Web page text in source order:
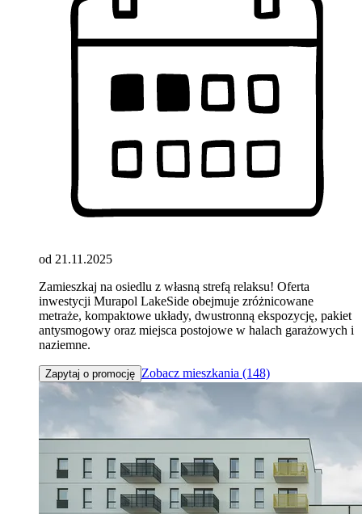
od 21.11.2025
Zamieszkaj na osiedlu z własną strefą relaksu! Oferta
inwestycji Murapol LakeSide obejmuje zróżnicowane
metraże, kompaktowe układy, dwustronną ekspozycję, pakiet
antysmogowy oraz miejsca postojowe w halach garażowych i
naziemne.
Zapytaj o promocję Zobacz mieszkania (148)